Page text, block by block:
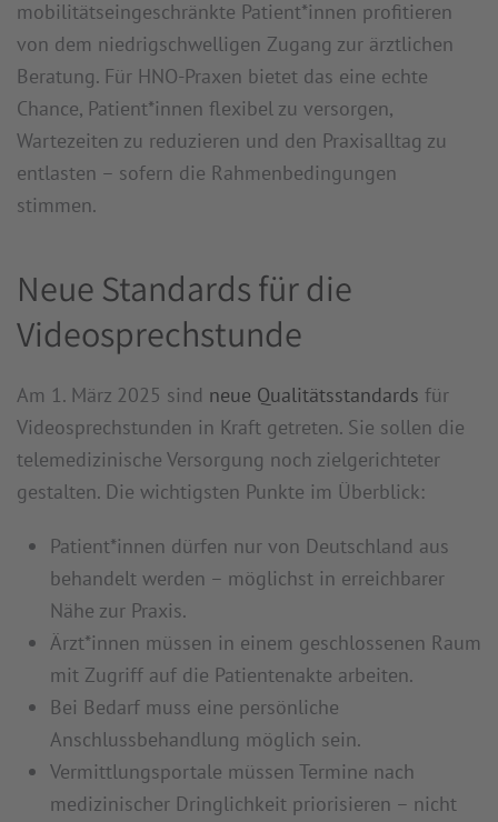
mobilitätseingeschränkte Patient*innen profitieren
von dem niedrigschwelligen Zugang zur ärztlichen
Beratung. Für HNO-Praxen bietet das eine echte
Chance, Patient*innen flexibel zu versorgen,
Wartezeiten zu reduzieren und den Praxisalltag zu
entlasten – sofern die Rahmenbedingungen
stimmen.
Neue Standards für die
Videosprechstunde
Am 1. März 2025 sind neue Qualitätsstandards für
Videosprechstunden in Kraft getreten. Sie sollen die
telemedizinische Versorgung noch zielgerichteter
gestalten. Die wichtigsten Punkte im Überblick:
Patient*innen dürfen nur von Deutschland aus
behandelt werden – möglichst in erreichbarer
Nähe zur Praxis.
Ärzt*innen müssen in einem geschlossenen Raum
mit Zugriff auf die Patientenakte arbeiten.
Bei Bedarf muss eine persönliche
Anschlussbehandlung möglich sein.
Vermittlungsportale müssen Termine nach
medizinischer Dringlichkeit priorisieren – nicht